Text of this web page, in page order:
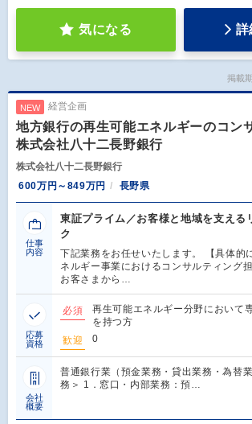
気になる 詳
掲載
NEW 経営企画
地方銀行の再生可能エネルギーのコン
株式会社八十二長野銀行
株式会社八十二長野銀行
600万円～849万円
長野県
仕事
内容
東証プライム／お客様と地域を支える
ク
下記業務をお任せいたします。 【具体的
ネルギー事業におけるコンサルティング
お客さまから…
応募
資格
必須
再生可能エネルギー分野において
を持つ方
歓迎
0
会社
概要
普通銀行業（預金業務・貸出業務・為替
務＞ 1．窓口・内部業務：預…